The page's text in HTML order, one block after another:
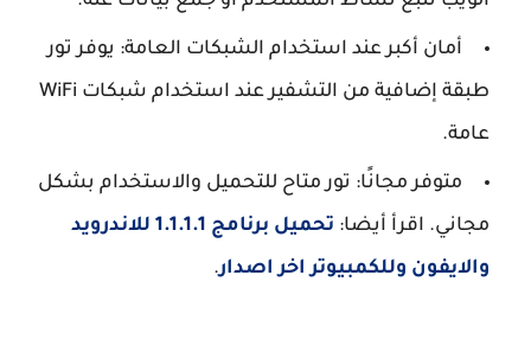
أمان أكبر عند استخدام الشبكات العامة: يوفر تور
طبقة إضافية من التشفير عند استخدام شبكات WiFi
عامة.
متوفر مجانًا: تور متاح للتحميل والاستخدام بشكل
مجاني. اقرأ أيضا:
تحميل برنامج 1.1.1.1 للاندرويد
والايفون وللكمبيوتر اخر اصدار.